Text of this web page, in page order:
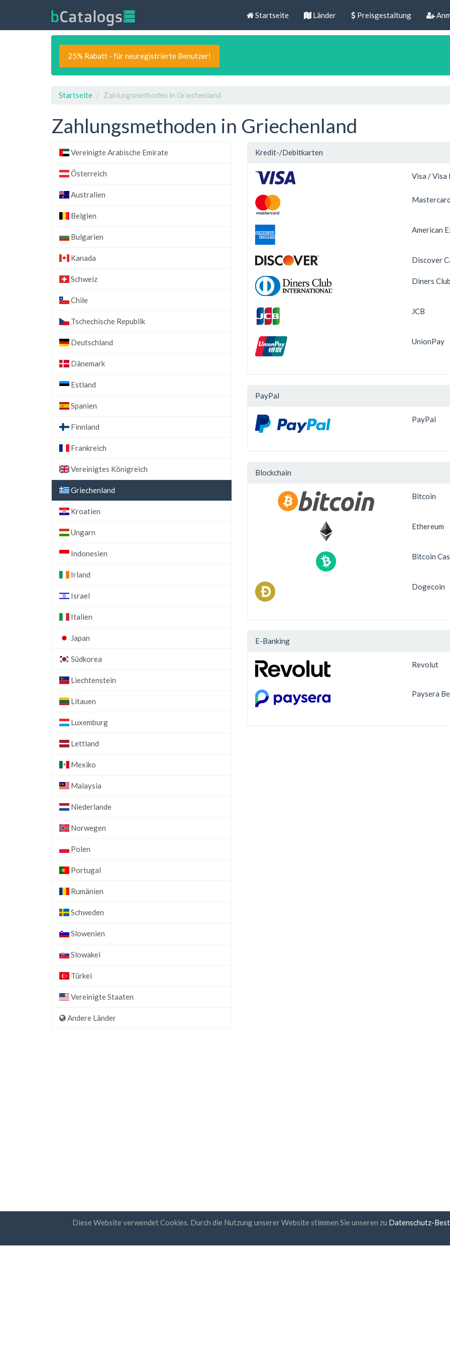
Startseite Länder Preisgestaltung
25% Rabatt - für neuregistrierte Benutzer!
Startseite Zahlungsmethoden in Griechenland
Zahlungsmethoden in Griechenland
Vereinigte Arabische Emirate
Österreich
Australien
Belgien
Bulgarien
Kanada
Schweiz
Chile
Tschechische Republik
Deutschland
Dänemark
Estland
Spanien
Finnland
Frankreich
Vereinigtes Königreich
Griechenland
Kroatien
Ungarn
Indonesien
Irland
Israel
Italien
Japan
Südkorea
Liechtenstein
Litauen
Luxemburg
Lettland
Mexiko
Malaysia
Niederlande
Norwegen
Polen
Portugal
Rumänien
Schweden
Slowenien
Slowakei
Türkei
Vereinigte Staaten
Andere Länder
Kredit-/Debitkarten
Visa / Visa
American
Discover
Diners
JCB
UnionPay
PayPal
PayPal
Blockchain
Bitcoin
Ethereum
Bitcoin
Dogecoin
E-Banking
Revolut
Paysera
Diese Website verwendet Cookies. Durch die Nutzung unserer Website stimmen Sie unseren zu Datenschutz-